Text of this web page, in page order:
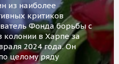
из наиболее
критиков
Фонда борьбы с
колонии в Харпе за
2024 года. Он
целому ряду